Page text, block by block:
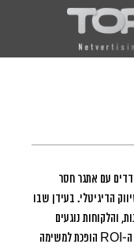
מתמודדים עם אתגר חסר
הדיגיטלי. בעידן שבו
והלקוחות נוגעים
במותג דרך מסלולים מורכבים יותר מתמיד, מדידת ה-ROI הופכת למשימה